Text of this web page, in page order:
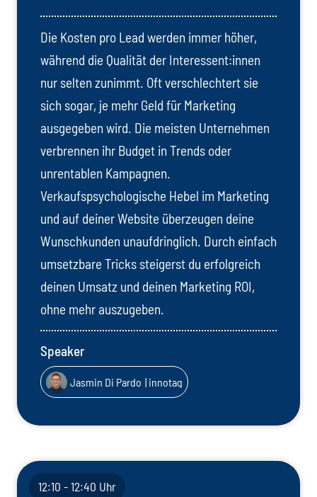
Die Kosten pro Lead werden immer höher,
während die Qualität der Interessent:innen
nur selten zunimmt. Oft verschlechtert sie
sich sogar, je mehr Geld für Marketing
ausgegeben wird. Die meisten Unternehmen
verbrennen ihr Budget in Trends oder
unrentablen Kampagnen.
Verkaufspsychologische Hebel im Marketing
und auf deiner Website überzeugen deine
Wunschkunden unaufdringlich. Durch einfach
umsetzbare Tricks steigerst du erfolgreich
deinen Umsatz und deinen Marketing ROI,
ohne mehr auszugeben.
Speaker
Jasmin Di Pardo | innotag
12:10 - 12:40 Uhr